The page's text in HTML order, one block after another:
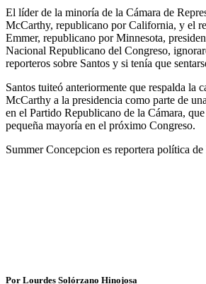
El líder de la minoría de la Cámara de
McCarthy, republicano por California, y el
Emmer, republicano por Minnesota,
Nacional Republicano del Congreso,
reporteros sobre Santos y si tenía que
Santos tuiteó anteriormente que respalda la
McCarthy a la presidencia como parte de
en el Partido Republicano de la Cámara,
pequeña mayoría en el próximo Congreso.
Summer Concepcion es reportera política
Por Lourdes Solórzano Hinojosa